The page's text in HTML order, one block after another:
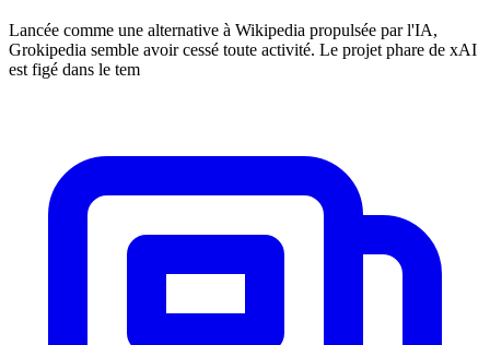
Lancée comme une alternative à Wikipedia propulsée par l'IA,
Grokipedia semble avoir cessé toute activité. Le projet phare de xAI
est figé dans le tem